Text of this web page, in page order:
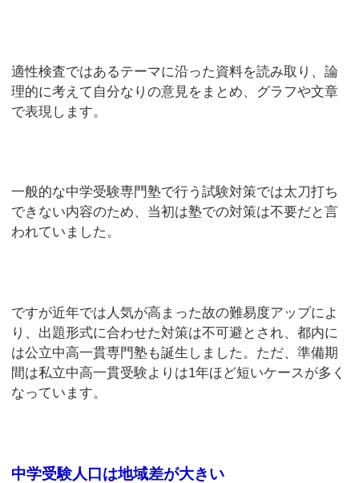
適性検査ではあるテーマに沿った資料を読み取り、論
理的に考えて自分なりの意見をまとめ、グラフや文章
で表現します。
一般的な中学受験専門塾で行う試験対策では太刀打ち
できない内容のため、当初は塾での対策は不要だと言
われていました。
ですが近年では人気が高まった故の難易度アップによ
り、出題形式に合わせた対策は不可避とされ、都内に
は公立中高一貫専門塾も誕生しました。ただ、準備期
間は私立中高一貫受験よりは1年ほど短いケースが多く
なっています。
中学受験人口は地域差が大きい